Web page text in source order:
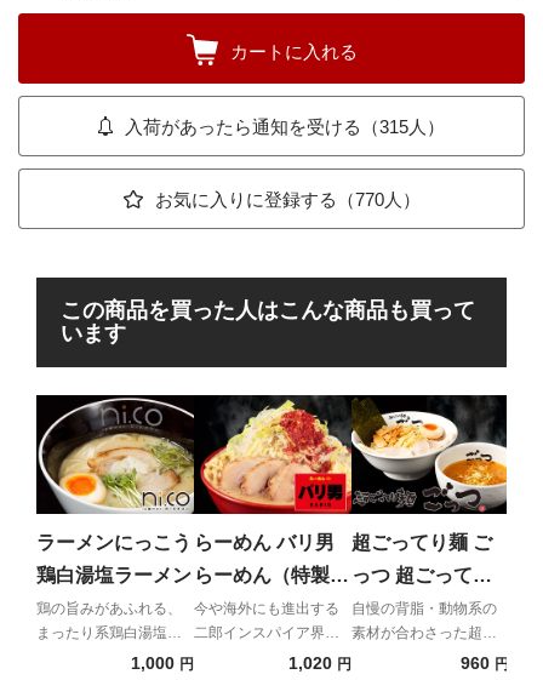
カートに入れる
入荷があったら通知を受ける（315人）
お気に入りに登録する（770人）
この商品を買った人はこんな商品も買って
います
ラーメンにっこう
鶏白湯塩ラーメン
鶏の旨みがあふれる、
まったり系鶏白湯塩ラ
1,000 円
らーめん バリ男
らーめん（特製唐
花付き）
今や海外にも進出する
二郎インスパイア界の
1,020 円
超ごってり麺 ご
っつ 超ごってり
つけ麺空（醤油ベ
ース 海苔7枚・魚
自慢の背脂・動物系の
素材が合わさった超ご
960 円